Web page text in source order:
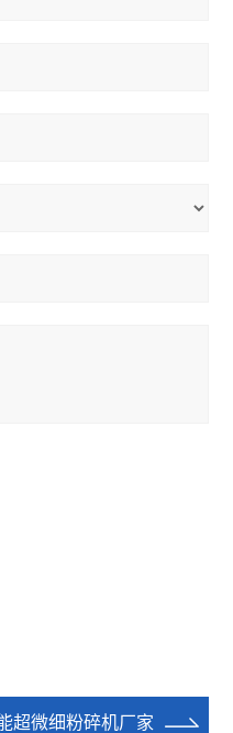
超微细粉碎机厂家